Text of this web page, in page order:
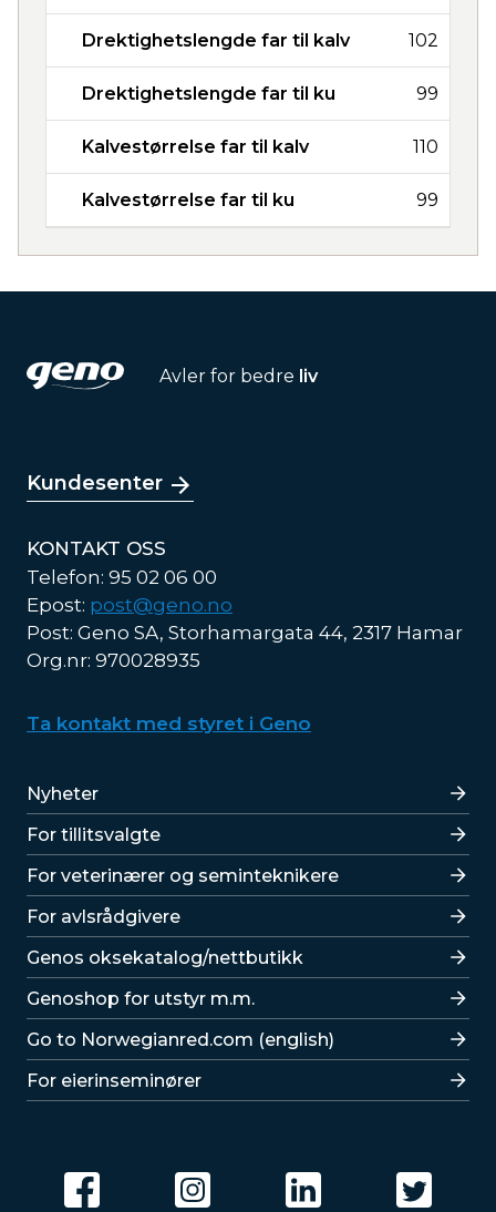
Drektighetslengde far til kalv 102
Drektighetslengde far til ku 99
Kalvestørrelse far til kalv 110
Kalvestørrelse far til ku 99
Avler for bedre liv
Kundesenter
KONTAKT OSS
Telefon: 95 02 06 00
Epost: post@geno.no
Post: Geno SA, Storhamargata 44, 2317 Hamar
Org.nr: 970028935
Ta kontakt med styret i Geno
Lenker
Nyheter
For tillitsvalgte
For veterinærer og seminteknikere
For avlsrådgivere
Lenker
Genos oksekatalog/nettbutikk
Genoshop for utstyr m.m.
Go to Norwegianred.com (english)
For eierinseminører